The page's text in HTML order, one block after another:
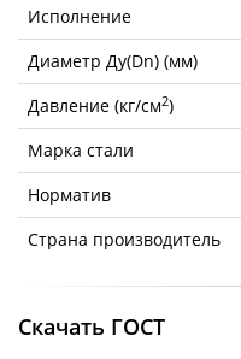
Исполнение
Диаметр Ду(Dn) (мм)
Давление (кг/см2)
Марка стали
Норматив
Страна производитель
Скачать ГОСТ